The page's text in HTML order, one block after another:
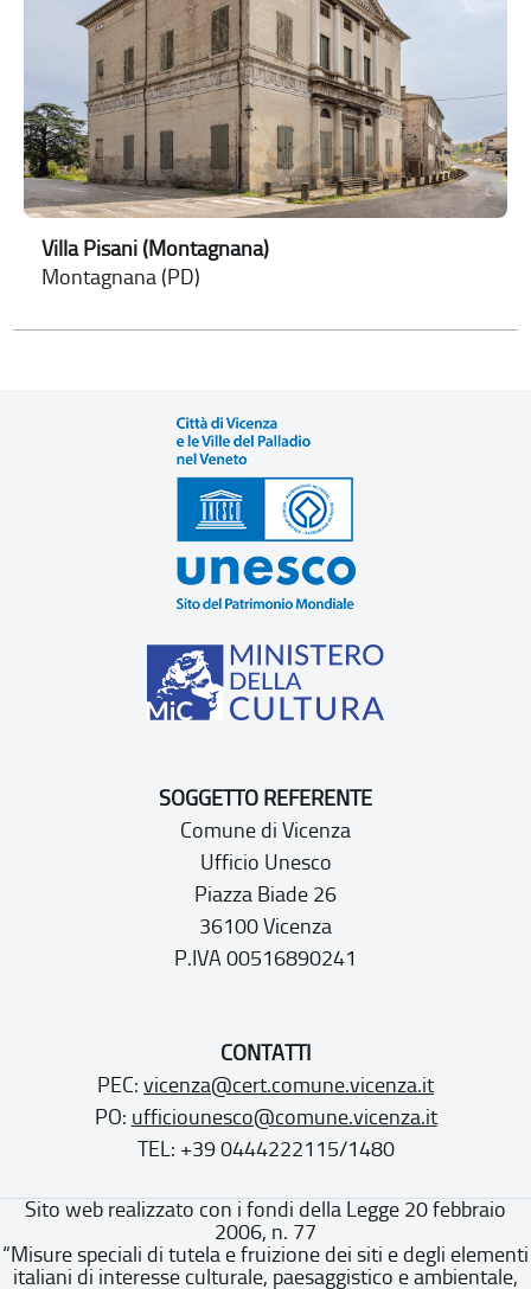
Villa Pisani (Montagnana)
Montagnana (PD)
SOGGETTO REFERENTE
Comune di Vicenza
Ufficio Unesco
Piazza Biade 26
36100 Vicenza
P.IVA 00516890241
CONTATTI
PEC: vicenza@cert.comune.vicenza.it
PO: ufficiounesco@comune.vicenza.it
TEL: +39 0444222115/1480
Sito web realizzato con i fondi della Legge 20 febbraio
2006, n. 77
“Misure speciali di tutela e fruizione dei siti e degli elementi
italiani di interesse culturale, paesaggistico e ambientale,